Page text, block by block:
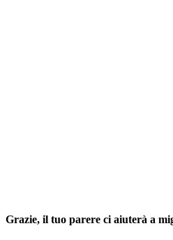
Grazie, il tuo parere ci aiuterà a